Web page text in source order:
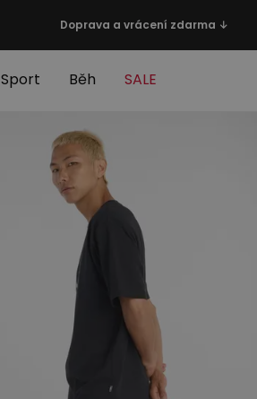
Doprava a vrácení zdarma ↓
Sport Běh SALE